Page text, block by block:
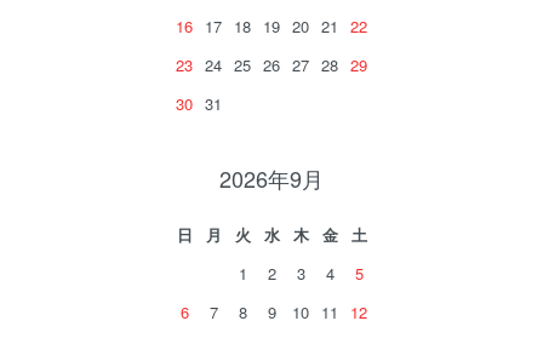
16 17 18 19 20 21
22
23 24 25 26 27 28 29
30 31
2026年9月
日 月 火 水 木 金
土
1
2 3 4
5
6
7 8 9 10 11
12